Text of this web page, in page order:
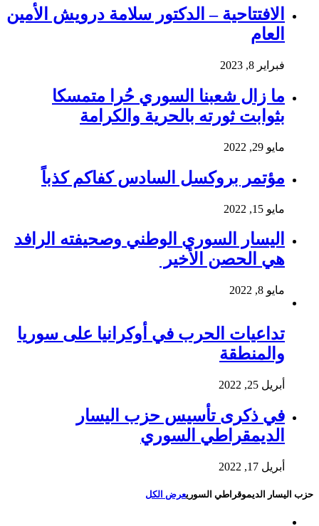
الافتتاحية – الدكتور سلامة درويش الأمين
العام
فبراير 8, 2023
ما زال شعبنا السوري حُرا متمسكا
بثوابت ثورته بالحرية والكرامة
مايو 29, 2022
مؤتمر بروكسل السادس كفاكم كذباً
مايو 15, 2022
اليسار السوري الوطني وصحيفته الرافد
هي الحصن الأخير
مايو 8, 2022
تداعيات الحرب في أوكرانيا على سوريا
والمنطقة
أبريل 25, 2022
في ذكرى تأسيس حزب اليسار
الديمقراطي السوري
أبريل 17, 2022
حزب اليسار الديموقراطي السوريعرض الكل